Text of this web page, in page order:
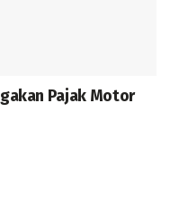
Pajak Motor